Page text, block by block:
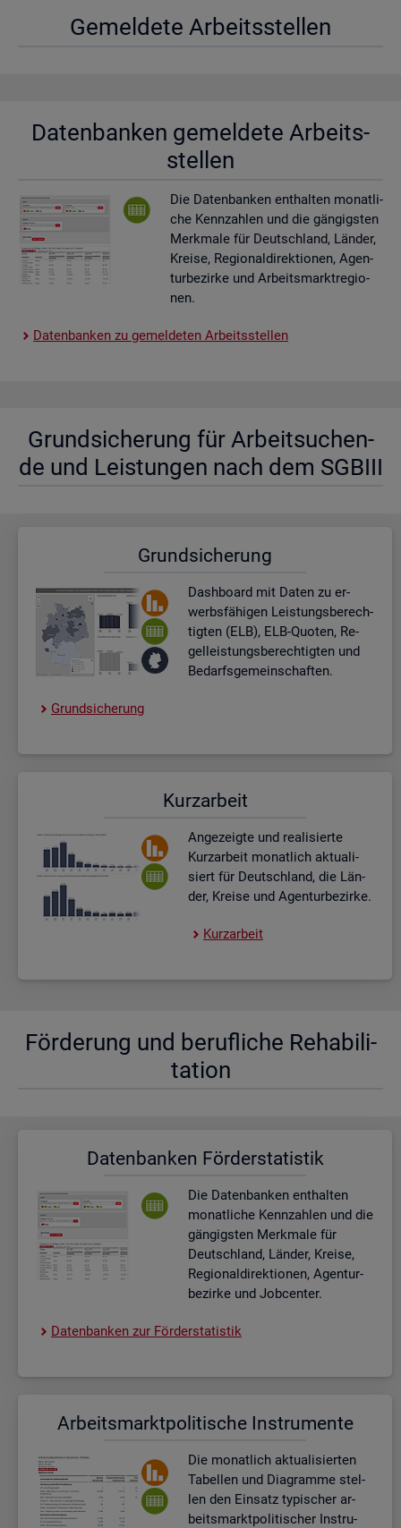
Ge­mel­de­te Ar­beits­stel­len
Da­ten­ban­ken ge­mel­de­te Ar­beits­
stel­len
Die Da­ten­ban­ken ent­hal­ten mo­nat­li­
che Kenn­zah­len und die gän­gigs­ten
Merk­ma­le für Deutsch­land, Län­der,
Krei­se, Re­gio­nal­di­rek­tio­nen, Agen­
tur­be­zir­ke und Ar­beits­markt­re­gio­
nen.
Da­ten­ban­ken zu ge­mel­de­ten Ar­beits­stel­len
Grund­si­che­rung für Ar­beit­su­chen­
de und Leis­tun­gen nach dem SGBIII
Grund­si­che­rung
Dash­board mit Daten zu er­
werbs­fä­hi­gen Leis­tungs­be­rech­
tig­ten (ELB), ELB-Quo­ten, Re­
gel­leis­tungs­be­rech­tig­ten und
Be­darfs­ge­mein­schaf­ten.
Grund­si­che­rung
Kurz­ar­beit
An­ge­zeig­te und rea­li­sier­te
Kurz­ar­beit mo­nat­lich ak­tua­li­
siert für Deutsch­land, die Län­
der, Krei­se und Agen­tur­be­zir­ke.
Kurz­ar­beit
För­de­rung und be­ruf­li­che Re­ha­bi­li­
ta­ti­on
Da­ten­ban­ken För­der­sta­tis­tik
Die Da­ten­ban­ken ent­hal­ten
mo­nat­li­che Kenn­zah­len und die
gän­gigs­ten Merk­ma­le für
Deutsch­land, Län­der, Krei­se,
Re­gio­nal­di­rek­tio­nen, Agen­tur­
be­zir­ke und Job­cen­ter.
Da­ten­ban­ken zur För­der­sta­tis­tik
Ar­beits­markt­po­li­ti­sche In­stru­men­te
Die mo­nat­lich ak­tua­li­sier­ten
Ta­bel­len und Dia­gram­me stel­
len den Ein­satz ty­pi­scher ar­
beits­markt­po­li­ti­scher In­stru­